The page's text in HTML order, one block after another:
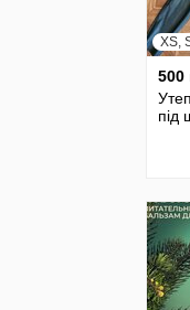
XS,
500
під